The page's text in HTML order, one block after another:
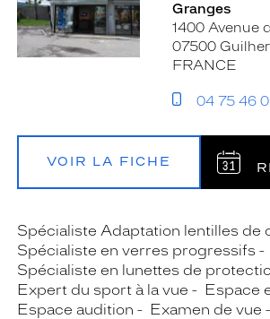
Granges
1400 Avenue
07500
FRANCE
04 75 46
VOIR LA FICHE
Spécialiste Adaptation lentilles de
Spécialiste en verres progressifs
Spécialiste en lunettes de
Expert du sport à la vue
Espace
Espace audition
Examen de vue